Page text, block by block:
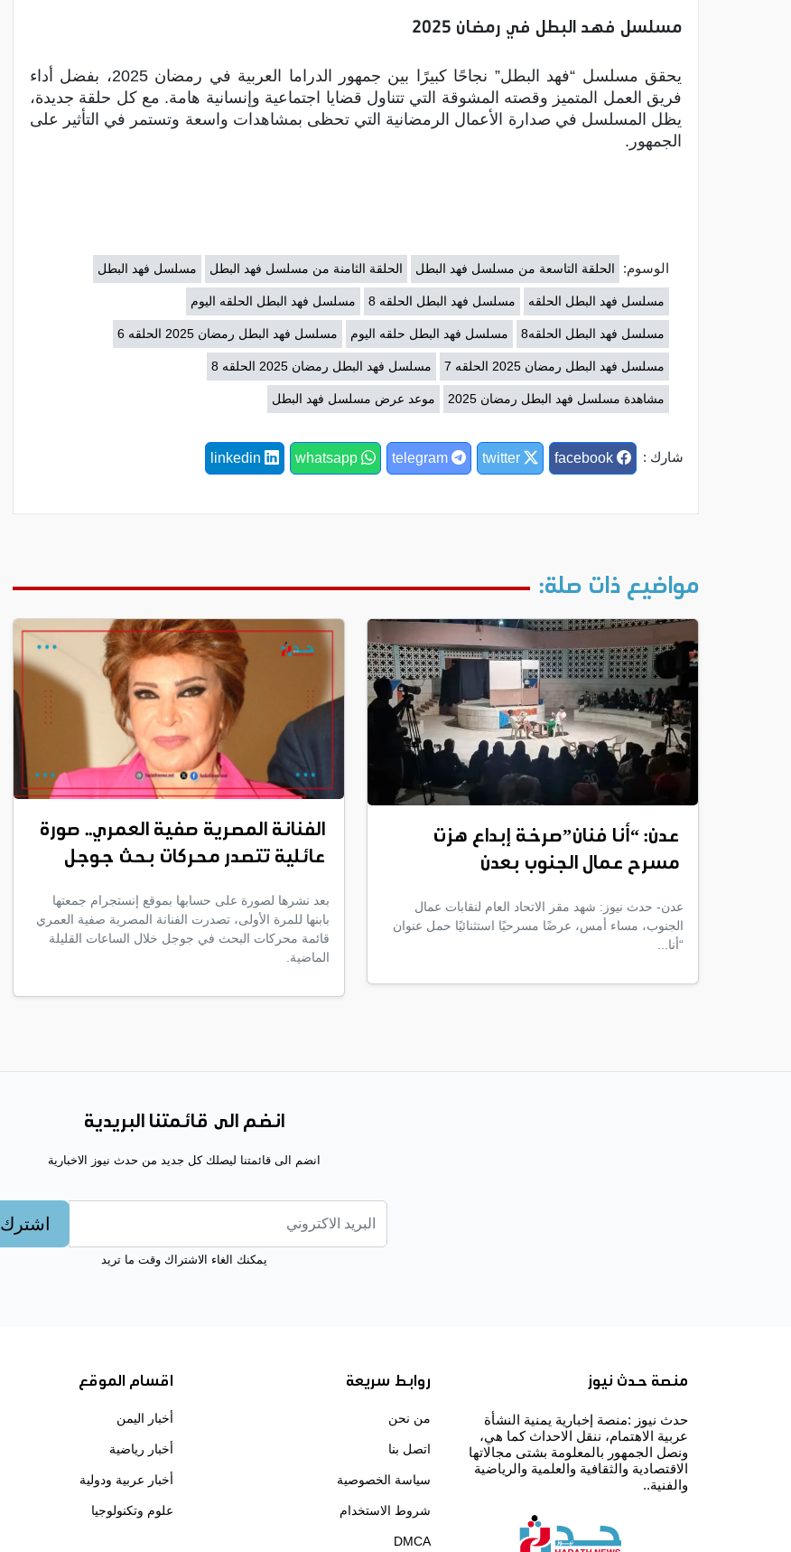
مسلسل فهد البطل في رمضان 2025
يحقق مسلسل “فهد البطل” نجاحًا كبيرًا بين جمهور الدراما العربية في رمضان 2025، بفضل أداء
فريق العمل المتميز وقصته المشوقة التي تتناول قضايا اجتماعية وإنسانية هامة. مع كل حلقة جديدة،
يظل المسلسل في صدارة الأعمال الرمضانية التي تحظى بمشاهدات واسعة وتستمر في التأثير على
الجمهور.
الوسوم: الحلقة التاسعة من مسلسل فهد البطل الحلقة الثامنة من مسلسل فهد البطل مسلسل فهد البطل
مسلسل فهد البطل الحلقه مسلسل فهد البطل الحلقه 8 مسلسل فهد البطل الحلقه اليوم
مسلسل فهد البطل الحلقه8 مسلسل فهد البطل حلقه اليوم مسلسل فهد البطل رمضان 2025 الحلقه 6
مسلسل فهد البطل رمضان 2025 الحلقه 7 مسلسل فهد البطل رمضان 2025 الحلقه 8
مشاهدة مسلسل فهد البطل رمضان 2025 موعد عرض مسلسل فهد البطل
شارك :
مواضيع ذات صلة:
عدن: “أنا فنان”صرخة إبداع هزت
مسرح عمال الجنوب بعدن
عدن- حدث نيوز: شهد مقر الاتحاد العام لنقابات عمال
الجنوب، مساء أمس، عرضًا مسرحيًا استثنائيًا حمل عنوان
“أنا...
الفنانة المصرية صفية العمري.. صورة
عائلية تتصدر محركات بحث جوجل
بعد نشرها لصورة على حسابها بموقع إنستجرام جمعتها
بابنها للمرة الأولى، تصدرت الفنانة المصرية صفية العمري
قائمة محركات البحث في جوجل خلال الساعات القليلة
الماضية.
انضم الى قائمتنا البريدية
انضم الى قائمتنا ليصلك كل جديد من حدث نيوز الاخبارية
اشترك
يمكنك الغاء الاشتراك وقت ما تريد
منصة حدث نيوز
حدث نيوز :منصة إخبارية يمنية النشأة
عربية الاهتمام، ننقل الاحداث كما هي،
ونصل الجمهور بالمعلومة بشتى مجالاتها
الاقتصادية والثقافية والعلمية والرياضية
والفنية..
روابط سريعة
من نحن
اتصل بنا
سياسة الخصوصية
شروط الاستخدام
DMCA
اقسام الموقع
أخبار اليمن
أخبار رياضية
أخبار عربية ودولية
علوم وتكنولوجيا